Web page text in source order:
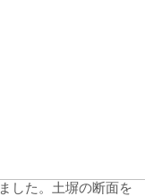
した。土塀の断面を